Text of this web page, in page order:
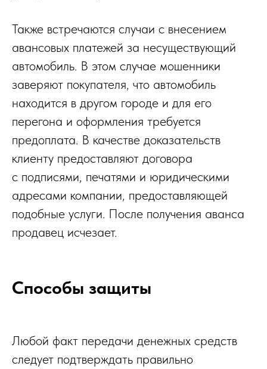
Также встречаются случаи с внесением
авансовых платежей за несуществующий
автомобиль. В этом случае мошенники
заверяют покупателя, что автомобиль
находится в другом городе и для его
перегона и оформления требуется
предоплата. В качестве доказательств
клиенту предоставляют договора
с подписями, печатями и юридическими
адресами компании, предоставляющей
подобные услуги. После получения аванса
продавец исчезает.
Способы защиты
Любой факт передачи денежных средств
следует подтверждать правильно